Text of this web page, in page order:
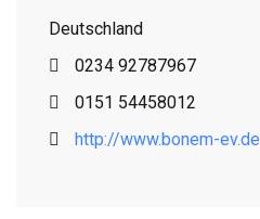
Deutschland
Telefon
0234 92787967
Mobil
0151 54458012
Website
http://www.bonem-ev.de